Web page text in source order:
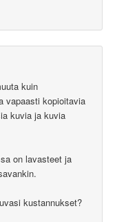
kuin
vapaasti kopioitavia
kuvia ja kuvia
on lavasteet ja
kustannukset?